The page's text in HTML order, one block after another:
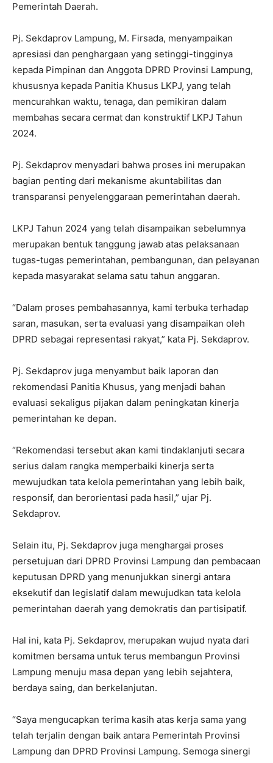
Pemerintah Daerah.
Pj. Sekdaprov Lampung, M. Firsada, menyampaikan
apresiasi dan penghargaan yang setinggi-tingginya
kepada Pimpinan dan Anggota DPRD Provinsi Lampung,
khususnya kepada Panitia Khusus LKPJ, yang telah
mencurahkan waktu, tenaga, dan pemikiran dalam
membahas secara cermat dan konstruktif LKPJ Tahun
2024.
Pj. Sekdaprov menyadari bahwa proses ini merupakan
bagian penting dari mekanisme akuntabilitas dan
transparansi penyelenggaraan pemerintahan daerah.
LKPJ Tahun 2024 yang telah disampaikan sebelumnya
merupakan bentuk tanggung jawab atas pelaksanaan
tugas-tugas pemerintahan, pembangunan, dan pelayanan
kepada masyarakat selama satu tahun anggaran.
“Dalam proses pembahasannya, kami terbuka terhadap
saran, masukan, serta evaluasi yang disampaikan oleh
DPRD sebagai representasi rakyat,” kata Pj. Sekdaprov.
Pj. Sekdaprov juga menyambut baik laporan dan
rekomendasi Panitia Khusus, yang menjadi bahan
evaluasi sekaligus pijakan dalam peningkatan kinerja
pemerintahan ke depan.
“Rekomendasi tersebut akan kami tindaklanjuti secara
serius dalam rangka memperbaiki kinerja serta
mewujudkan tata kelola pemerintahan yang lebih baik,
responsif, dan berorientasi pada hasil,” ujar Pj.
Sekdaprov.
Selain itu, Pj. Sekdaprov juga menghargai proses
persetujuan dari DPRD Provinsi Lampung dan pembacaan
keputusan DPRD yang menunjukkan sinergi antara
eksekutif dan legislatif dalam mewujudkan tata kelola
pemerintahan daerah yang demokratis dan partisipatif.
Hal ini, kata Pj. Sekdaprov, merupakan wujud nyata dari
komitmen bersama untuk terus membangun Provinsi
Lampung menuju masa depan yang lebih sejahtera,
berdaya saing, dan berkelanjutan.
“Saya mengucapkan terima kasih atas kerja sama yang
telah terjalin dengan baik antara Pemerintah Provinsi
Lampung dan DPRD Provinsi Lampung. Semoga sinergi